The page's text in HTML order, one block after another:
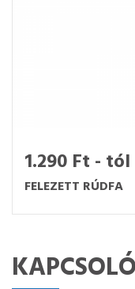
1.290 Ft - tól
FELEZETT RÚDFA